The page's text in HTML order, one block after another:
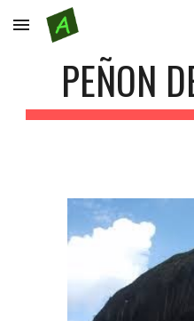
Skip to main content
PEÑON